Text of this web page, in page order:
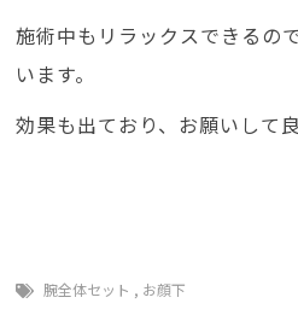
施術中もリラックスできるの
います。
効果も出ており、お願いして
腕全体セット , お顔下